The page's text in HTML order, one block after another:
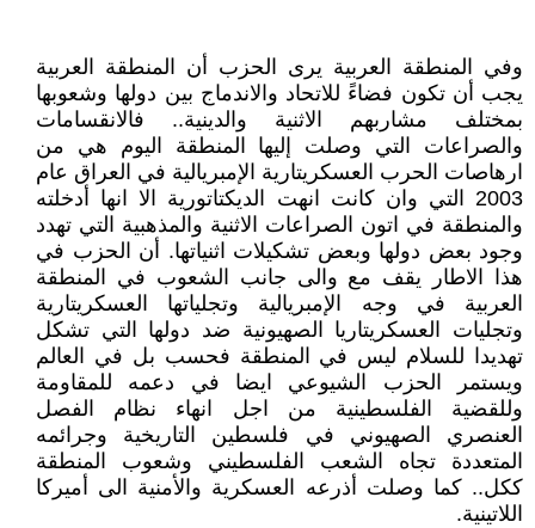
وفي المنطقة العربية يرى الحزب أن المنطقة العربية
يجب أن تكون فضاءً للاتحاد والاندماج بين دولها وشعوبها
بمختلف مشاربهم الاثنية والدينية.. فالانقسامات
والصراعات التي وصلت إليها المنطقة اليوم هي من
ارهاصات الحرب العسكريتارية الإمبريالية في العراق عام
2003 التي وان كانت انهت الديكتاتورية الا انها أدخلته
والمنطقة في اتون الصراعات الاثنية والمذهبية التي تهدد
وجود بعض دولها وبعض تشكيلات اثنياتها. أن الحزب في
هذا الاطار يقف مع والى جانب الشعوب في المنطقة
العربية في وجه الإمبريالية وتجلياتها العسكريتارية
وتجليات العسكريتاريا الصهيونية ضد دولها التي تشكل
تهديدا للسلام ليس في المنطقة فحسب بل في العالم
ويستمر الحزب الشيوعي ايضا في دعمه للمقاومة
وللقضية الفلسطينية من اجل انهاء نظام الفصل
العنصري الصهيوني في فلسطين التاريخية وجرائمه
المتعددة تجاه الشعب الفلسطيني وشعوب المنطقة
ككل.. كما وصلت أذرعه العسكرية والأمنية الى أميركا
اللاتينية.